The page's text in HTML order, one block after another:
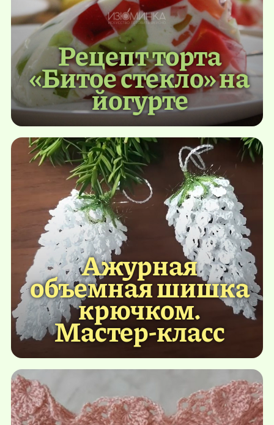
Рецепт торта
«Битое стекло» на
йогурте
Ажурная
объемная шишка
крючком.
Мастер-класс